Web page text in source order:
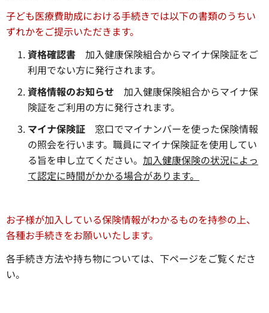
子ども医療費助成における手続きでは以下の書類のうちい
ずれかをご提示いただきます。
資格確認書 加入健康保険組合からマイナ保険証をご
利用でない方に発行されます。
資格情報のお知らせ 加入健康保険組合からマイナ保
険証をご利用の方に発行されます。
マイナ保険証 窓口でマイナンバーを使った保険情報
の照会を行います。職員にマイナ保険証を使用してい
る旨を申し立てください。 加入健康保険の状況によっ
て認定に時間がかかる場合があります。
お子様が加入している保険情報がわかるものを持参の上、
各種お手続きをお願いいたします。
各手続き方法や持ち物については、下ページをご覧くださ
い。